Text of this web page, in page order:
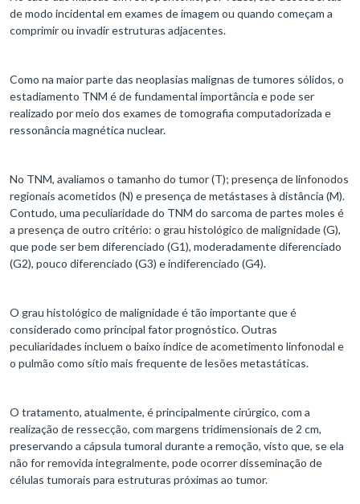
de modo incidental em exames de imagem ou quando começam a
comprimir ou invadir estruturas adjacentes.
Como na maior parte das neoplasias malignas de tumores sólidos, o
estadiamento TNM é de fundamental importância e pode ser
realizado por meio dos exames de tomografia computadorizada e
ressonância magnética nuclear.
No TNM, avaliamos o tamanho do tumor (T); presença de linfonodos
regionais acometidos (N) e presença de metástases à distância (M).
Contudo, uma peculiaridade do TNM do sarcoma de partes moles é
a presença de outro critério: o grau histológico de malignidade (G),
que pode ser bem diferenciado (G1), moderadamente diferenciado
(G2), pouco diferenciado (G3) e indiferenciado (G4).
O grau histológico de malignidade é tão importante que é
considerado como principal fator prognóstico. Outras
peculiaridades incluem o baixo índice de acometimento linfonodal e
o pulmão como sítio mais frequente de lesões metastáticas.
O tratamento, atualmente, é principalmente cirúrgico, com a
realização de ressecção, com margens tridimensionais de 2 cm,
preservando a cápsula tumoral durante a remoção, visto que, se ela
não for removida integralmente, pode ocorrer disseminação de
células tumorais para estruturas próximas ao tumor.